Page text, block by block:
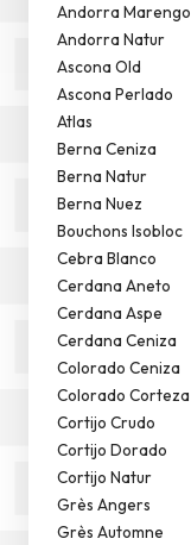
Andorra Marengo
Andorra Natur
Ascona Old
Ascona Perlado
Atlas
Berna Ceniza
Berna Natur
Berna Nuez
Bouchons Isobloc
Cebra Blanco
Cerdana Aneto
Cerdana Aspe
Cerdana Ceniza
Colorado Ceniza
Colorado Corteza
Cortijo Crudo
Cortijo Dorado
Cortijo Natur
Grès Angers
Grès Automne